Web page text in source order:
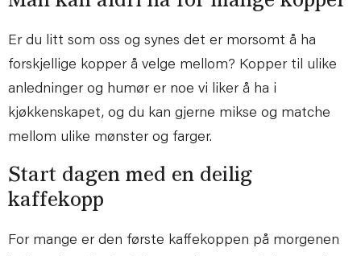
Er du litt som oss og synes det er morsomt å ha
forskjellige kopper å velge mellom? Kopper til ulike
anledninger og humør er noe vi liker å ha i
kjøkkenskapet, og du kan gjerne mikse og matche
mellom ulike mønster og farger.
Start dagen med en deilig
kaffekopp
For mange er den første kaffekoppen på morgenen